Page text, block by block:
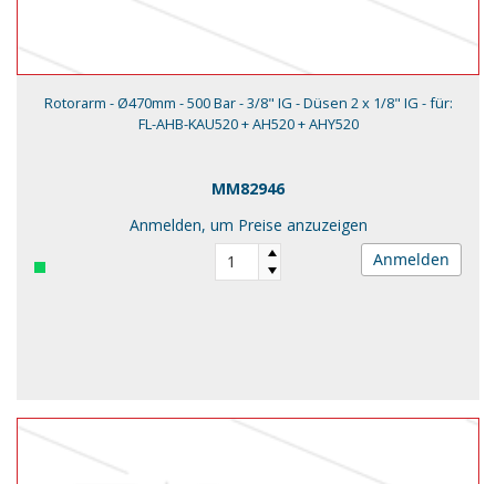
Rotorarm - Ø470mm - 500 Bar - 3/8" IG - Düsen 2 x 1/8" IG - für:
FL-AHB-KAU520 + AH520 + AHY520
MM82946
Anmelden, um Preise anzuzeigen
Anmelden